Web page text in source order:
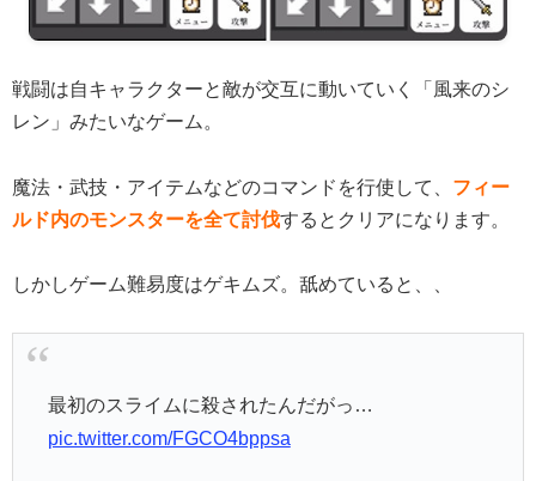
戦闘は自キャラクターと敵が交互に動いていく「風来のシ
レン」みたいなゲーム。
魔法・武技・アイテムなどのコマンドを行使して、 フィー
ルド内のモンスターを全て討伐するとクリアになります。
しかしゲーム難易度はゲキムズ。舐めていると、、
最初のスライムに殺されたんだがっ…
pic.twitter.com/FGCO4bppsa